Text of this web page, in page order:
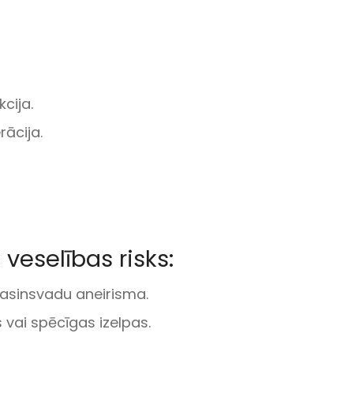
risks:
aneirisma.
vai spēcīgas izelpas.